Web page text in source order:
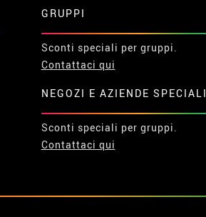
GRUPPI
Sconti speciali per gruppi.
Contattaci qui
NEGOZI E AZIENDE SPECIALI
Sconti speciali per gruppi.
Contattaci qui